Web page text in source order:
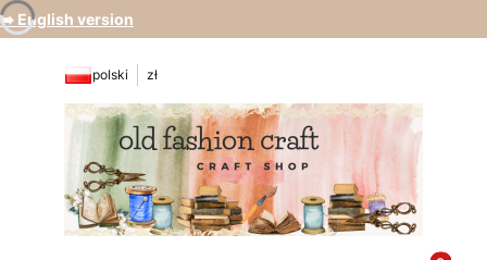
➡️ English version
polski zł